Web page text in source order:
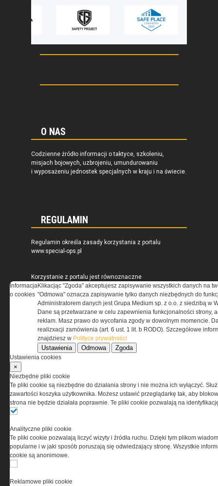
O NAS
Codzienne źródło informacji o taktyce, szkoleniu,
misjach bojowych, uzbrojeniu, umundurowaniu
i wyposażeniu jednostek specjalnych w kraju i na świecie.
REGULAMIN
Regulamin określa zasady korzystania z portalu
www.special-ops.pl
Korzystanie z portalu jest równoznaczne
z zaakceptowaniem warunków ustanowionych
przez Grupa MEDIUM Spółka z ograniczoną
odpowiedzialnością Spółka komandytowa, nr KRS:
0000537655, NIP 1132860378, REGON 146393437
(zwana dalej Grupa MEDIUM) w postaci Regulaminu.
Przeczytaj regulamin
PRYWATNOŚĆ
informacji na Twoim komputerze. Pliki cookies stosujemy
w celu świadczenia usług na najwyższym poziomie,
w tym w sposób dostosowany do indywidualnych potrzeb.
Korzystanie z witryny bez zmiany ustawień dotyczących
dokonać zmiany ustawień przeglądarki dotyczących
Informacja
o cookies
Klikacjąc "Zgoda" akceptujesz zapisywanie wszystkich danych na
"Odmowa" oznacza zapisywanie tylko danych niezbędnych do
Administratorem danych jest Grupa Medium sp. z o.o. z siedzibą w
Dane są przetwarzane w celu zapewnienia funkcjonalności strony,
reklam. Masz prawo do wycofania zgody w dowolnym momencie.
realizxacji zamówienia (art. 6 ust. 1 lit. b RODO). Szczegółowe
znajdziesz w Polityce prywatności
Ustawienia Odmowa Zgoda
Ustawienia cookies
×
Niezbędne pliki cookie
Te pliki cookie są niezbędne do działania strony i nie można ich wyłączyć.
zawartości koszyka użytkownika. Możesz ustawić przeglądarkę tak, aby
strona nie będzie działała poprawnie. Te pliki cookie pozwalają na
Analityczne pliki cookie
Te pliki cookie pozwalają liczyć wizyty i źródła ruchu. Dzięki tym plikom
popularne i w jaki sposób poruszają się odwiedzający stronę. Wszystkie
cookie są anonimowe.
Reklamowe pliki cookie